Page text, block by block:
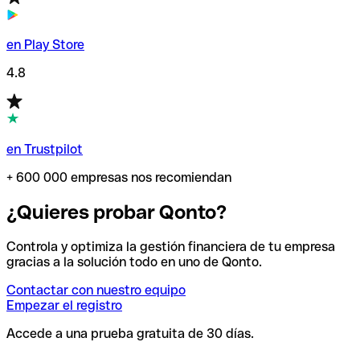
en Play Store
4.8
en Trustpilot
+ 600 000 empresas nos recomiendan
¿Quieres probar Qonto?
Controla y optimiza la gestión financiera de tu empresa
gracias a la solución todo en uno de Qonto.
Contactar con nuestro equipo
Empezar el registro
Accede a una prueba gratuita de 30 días.